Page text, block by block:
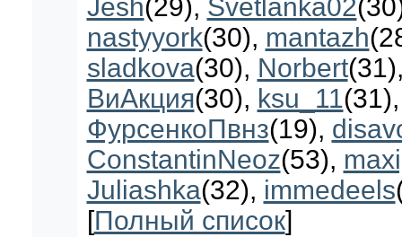
Jesh(29), Svetlanka02
nastyyork(30), mantazh
sladkova(30), Norbert(31)
ВиАкция(30), ksu_11(31)
ФурсенкоПвнз(19),
ConstantinNeoz(53),
Juliashka(32), immedeels
[Полный список]